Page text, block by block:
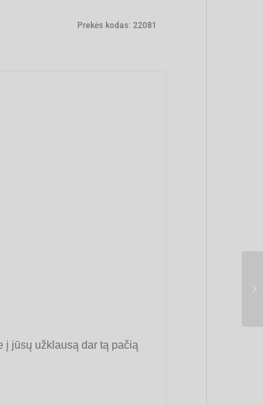
Prekės kodas: 22081
į jūsų užklausą dar tą pačią